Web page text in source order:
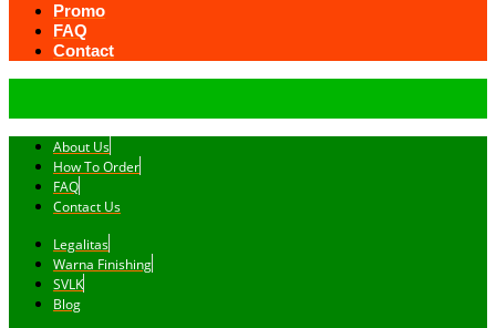
Promo
FAQ
Contact
About Us
How To Order
FAQ
Contact Us
Legalitas
Warna Finishing
SVLK
Blog